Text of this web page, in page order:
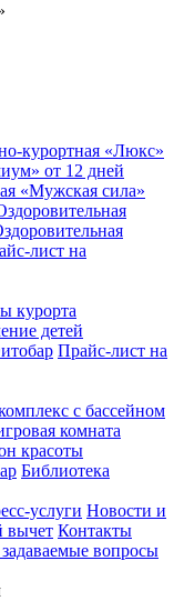
курортная «Люкс»
от 12 дней
«Мужская сила»
лист на
курорта
детей
Прайс-лист на
с бассейном
комната
красоты
Библиотека
услуги Новости и
вычет Контакты
вопросы